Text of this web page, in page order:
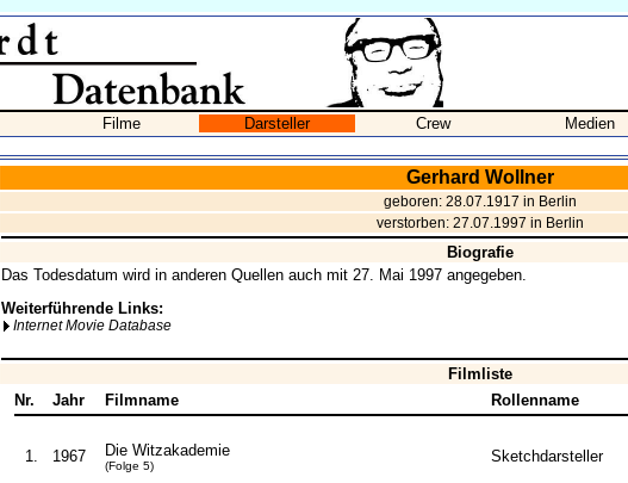
Filme Darsteller Crew Medien
Gerhard Wollner
geboren: 28.07.1917 in Berlin
verstorben: 27.07.1997 in Berlin
Biografie
Das Todesdatum wird in anderen Quellen auch mit 27. Mai 1997 angegeben.
Weiterführende Links:
Internet Movie Database
Filmliste
Nr.
Jahr Filmname Rollenname
1. 1967 Die Witzakademie
(Folge 5)
Sketchdarsteller